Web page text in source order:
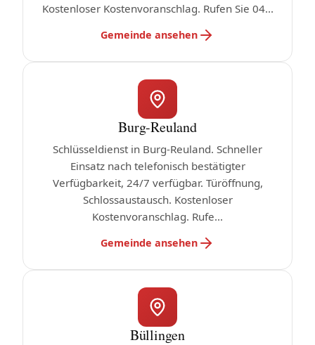
Kostenloser Kostenvoranschlag. Rufen Sie 04...
Gemeinde ansehen
Burg-Reuland
Schlüsseldienst in Burg-Reuland. Schneller
Einsatz nach telefonisch bestätigter
Verfügbarkeit, 24/7 verfügbar. Türöffnung,
Schlossaustausch. Kostenloser
Kostenvoranschlag. Rufe...
Gemeinde ansehen
Büllingen